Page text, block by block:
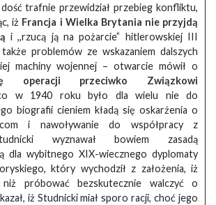
trafnie przewidział przebieg konfliktu,
iż Francja i Wielka Brytania nie przyjdą
i ,,rzucą ją na pożarcie” hitlerowskiej III
także problemów ze wskazaniem dalszych
machiny wojennej – otwarcie mówił o
operacji przeciwko Związkowi
w 1940 roku było dla wielu nie do
biografii cieniem kładą się oskarżenia o
i nawoływanie do współpracy z
wyznawał bowiem zasadą
dla wybitnego XIX-wiecznego dyplomaty
który wychodził z założenia, iż
próbować bezskutecznie walczyć o
iż Studnicki miał sporo racji, choć jego